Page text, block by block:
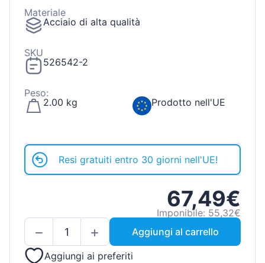
Materiale
Acciaio di alta qualità
SKU
526542-2
Peso:
2.00 kg
Prodotto nell'UE
Resi gratuiti entro 30 giorni nell'UE!
67,49€
Imponibile: 55,32€
Aggiungi al carrello
Aggiungi ai preferiti